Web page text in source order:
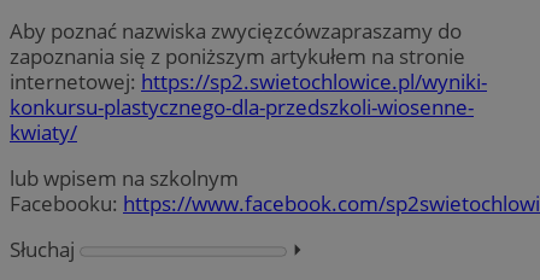
Aby poznać nazwiska zwycięzcówzapraszamy do
zapoznania się z poniższym artykułem na stronie
internetowej: https://sp2.swietochlowice.pl/wyniki-
konkursu-plastycznego-dla-przedszkoli-wiosenne-
kwiaty/
lub wpisem na szkolnym
Facebooku: https://www.facebook.com/
Słuchaj
⏵︎